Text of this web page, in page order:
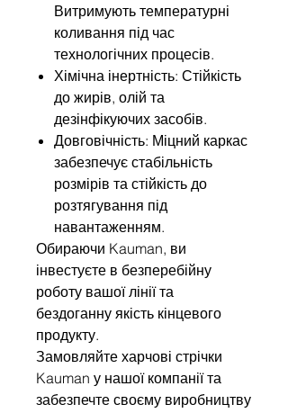
Витримують температурні
коливання під час
технологічних процесів.
Хімічна інертність: Стійкість
до жирів, олій та
дезінфікуючих засобів.
Довговічність: Міцний каркас
забезпечує стабільність
розмірів та стійкість до
розтягування під
навантаженням.
Обираючи Kauman, ви
інвестуєте в безперебійну
роботу вашої лінії та
бездоганну якість кінцевого
продукту.
Замовляйте харчові стрічки
Kauman у нашої компанії та
забезпечте своєму виробництву